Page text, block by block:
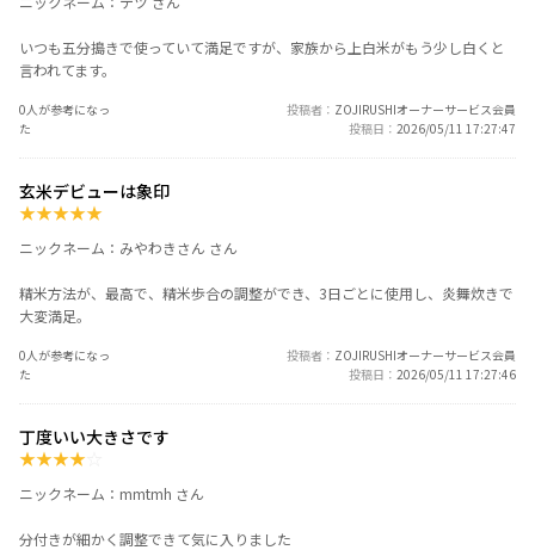
いつも五分搗きで使っていて満足ですが、家族から上白米がもう少し白くと
言われてます。
0人が参考になっ
た
投稿者
ZOJIRUSHIオーナーサービス会員
投稿日
2026/05/11 17:27:47
玄米デビューは象印
★★★★★
ニックネーム：みやわきさん さん
精米方法が、最高で、精米歩合の調整ができ、3日ごとに使用し、炎舞炊きで
大変満足。
0人が参考になっ
た
投稿者
ZOJIRUSHIオーナーサービス会員
投稿日
2026/05/11 17:27:46
丁度いい大きさです
★★★★
ニックネーム：mmtmh さん
分付きが細かく調整できて気に入りました